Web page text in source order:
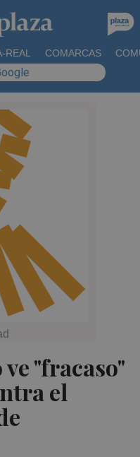
REAL COMARCAS
"fracaso"
el